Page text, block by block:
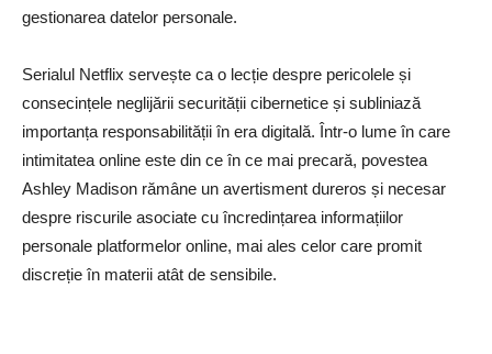
gestionarea datelor personale.
Serialul Netflix servește ca o lecție despre pericolele și
consecințele neglijării securității cibernetice și subliniază
importanța responsabilității în era digitală. Într-o lume în care
intimitatea online este din ce în ce mai precară, povestea
Ashley Madison rămâne un avertisment dureros și necesar
despre riscurile asociate cu încredințarea informațiilor
personale platformelor online, mai ales celor care promit
discreție în materii atât de sensibile.